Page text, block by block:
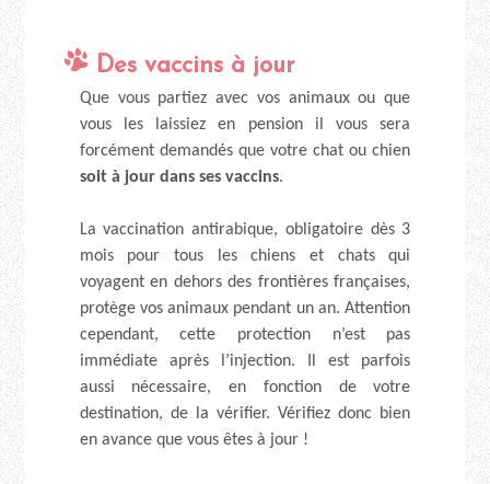
Des vaccins à jour
Que vous partiez avec vos animaux ou que
vous les laissiez en pension il vous sera
forcément demandés que votre chat ou chien
soit à jour dans ses vaccins.
La vaccination antirabique, obligatoire dès 3
mois pour tous les chiens et chats qui
voyagent en dehors des frontières françaises,
protège vos animaux pendant un an. Attention
cependant, cette protection n’est pas
immédiate après l’injection. Il est parfois
aussi nécessaire, en fonction de votre
destination, de la vérifier. Vérifiez donc bien
en avance que vous êtes à jour !